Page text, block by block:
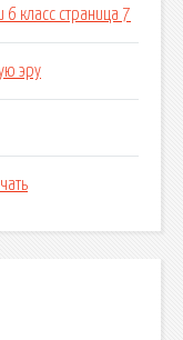
класс страница 7
эру